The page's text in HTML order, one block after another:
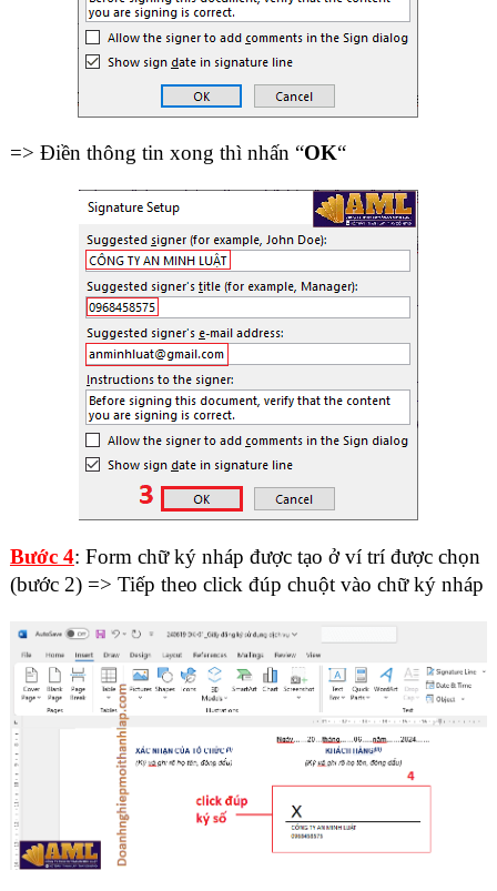
=> Điền thông tin xong thì nhấn “OK“
Bước 4: Form chữ ký nháp được tạo ở ví trí được chọn
(bước 2) => Tiếp theo click đúp chuột vào chữ ký nháp